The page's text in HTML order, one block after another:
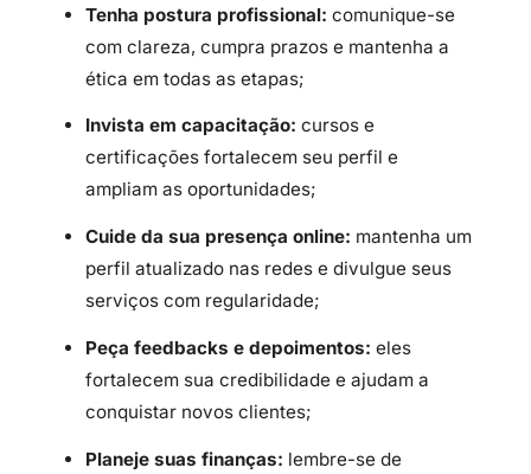
Tenha postura profissional: comunique-se
com clareza, cumpra prazos e mantenha a
ética em todas as etapas;
Invista em capacitação: cursos e
certificações fortalecem seu perfil e
ampliam as oportunidades;
Cuide da sua presença online: mantenha um
perfil atualizado nas redes e divulgue seus
serviços com regularidade;
Peça feedbacks e depoimentos: eles
fortalecem sua credibilidade e ajudam a
conquistar novos clientes;
Planeje suas finanças: lembre-se de